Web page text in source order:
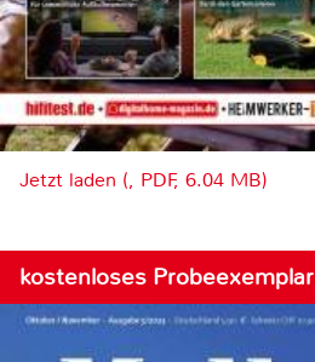
Jetzt laden (, PDF, 6.04 MB)
kostenloses Probeexemplar